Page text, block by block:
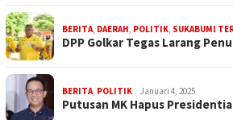
BERITA, DAERAH, POLITIK, SUKABUMI
DPP Golkar Tegas Larang
BERITA, POLITIK Januari 4, 2025
Putusan MK Hapus